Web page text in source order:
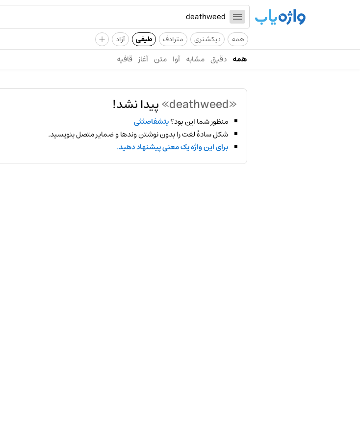
همه دیکشنری مترادف طیفی آزاد +
همه دقیق مشابه آوا متن آغاز قافیه
«deathweed» پیدا نشد!
منظور شما این بود؟یثشفاصثثی
شکل سادهٔ لغت را بدون نوشتن وندها و ضمایر متصل بنویسید.
برای این واژه یک معنی پیشنهاد دهید.